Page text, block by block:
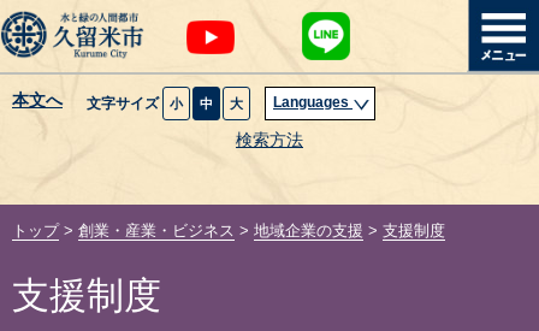
本文へ 文字サイズ 小 中 大 Languages
検索方法
暮らし・届出
健康・医療・福祉
観光魅力・イベント
トップ> 創業・産業・ビジネス > 地域企業の支援 > 支援制度
支援制度